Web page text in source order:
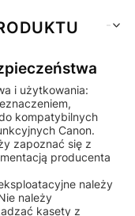
i użytkowania:
kompatybilnych
Canon.
zapoznać się z
producenta
należy
należy
kasety z